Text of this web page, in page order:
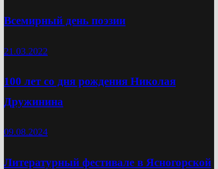
Всемирный день поэзии
21.03.2022
100 лет со дня рождения Николая
Дружинина
09.08.2024
Литературный фестивале в Ясногорской